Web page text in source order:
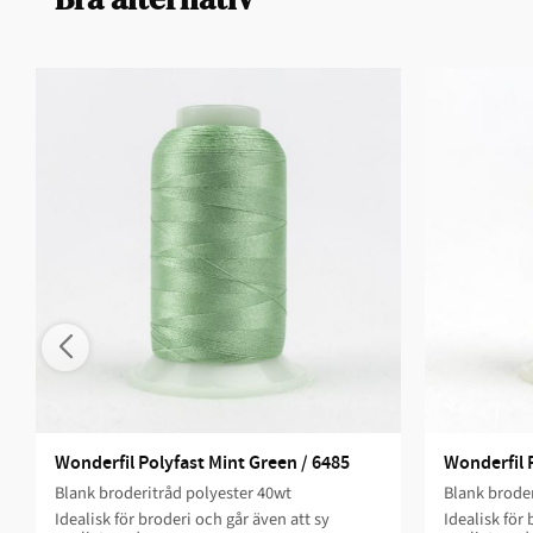
Wonderfil Polyfast Mint Green / 6485
Blank broderitråd polyester 40wt
Idealisk för broderi och går även att sy
Wonderfil
Blank
Idealisk för